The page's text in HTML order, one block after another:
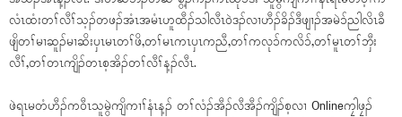
လံၤထံးတၢ်လီၢ်သ့ၣ်တဖၣ်အံၤအမံၤဟူထီၣ်သါလီၤဝဲဒၣ်လၢဟီၣ်ခိၣ်ဒီဖျၢၣ်အမဲၥ်ညါလိၤခီ
ဖျိတၢ်မၢဆူၣ်မၢဆိးပှၤမၤတၢ်ဖိ,တၢ်မၤကၤပှၤကညီ,တၢ်ကလုၥ်ကလိၥ်,တၢ်မူၤတၢ်ဘှီး
လီၢ်,တၢ်တၤကျိၣ်တၤစ့အိၣ်တၢ်လီၢ်န့ၣ်လီၤ.
ဖဲရၤမတံဟီၣ်ကဝီၤသူမွဲကျိကၢၢ်နံၤန့ၣ် တၢ်လံၣ်အီၣ်လီအီၣ်ကျိၣ်စ့လၢ Onlineကၠါဖၠၣ်